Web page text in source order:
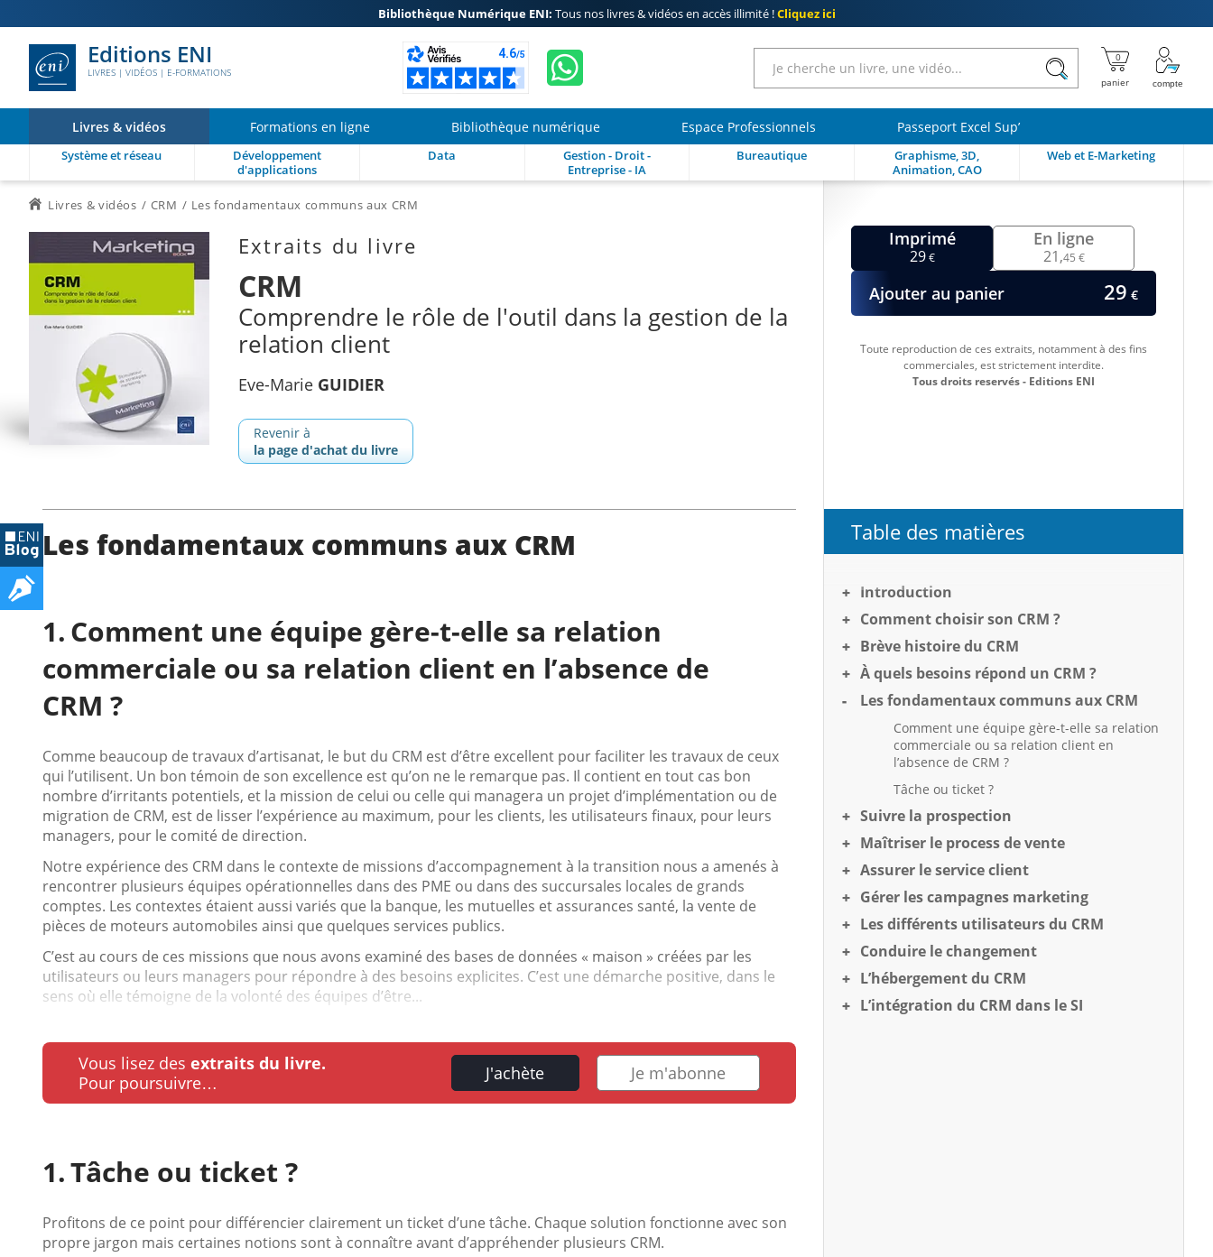
Bibliothèque Numérique ENI: Tous nos livres & vidéos en accès illimité !Cliquez ici
Editions ENI
LIVRES | VIDÉOS | E-FORMATIONS
Livres & vidéos Formations en ligne Bibliothèque numérique Espace Professionnels Passeport Excel Sup’
Système et réseau
Développement
d'applications
Data
Gestion - Droit -
Entreprise - IA
Bureautique
Graphisme, 3D,
Animation, CAO
Web et E-Marketing
Livres & vidéos CRM Les fondamentaux communs aux CRM
Extraits du livre
CRM
Comprendre le rôle de l'outil dans la gestion de la
relation client
Eve-Marie GUIDIER
Revenir à
la page d'achat du livre
Imprimé
29€
En ligne
21,45 €
Ajouter au panier 29 €
Toute reproduction de ces extraits, notamment à des fins
commerciales, est strictement interdite.
Tous droits reservés - Editions ENI
Les fondamentaux communs aux CRM
Comment une équipe gère-t-elle sa relation
commerciale ou sa relation client en l’absence de
CRM ?
Comme beaucoup de travaux d’artisanat, le but du CRM est d’être excellent pour faciliter les travaux de ceux
qui l’utilisent. Un bon témoin de son excellence est qu’on ne le remarque pas. Il contient en tout cas bon
nombre d’irritants potentiels, et la mission de celui ou celle qui managera un projet d’implémentation ou de
migration de CRM, est de lisser l’expérience au maximum, pour les clients, les utilisateurs finaux, pour leurs
managers, pour le comité de direction.
Notre expérience des CRM dans le contexte de missions d’accompagnement à la transition nous a amenés à
rencontrer plusieurs équipes opérationnelles dans des PME ou dans des succursales locales de grands
comptes. Les contextes étaient aussi variés que la banque, les mutuelles et assurances santé, la vente de
pièces de moteurs automobiles ainsi que quelques services publics.
C’est au cours de ces missions que nous avons examiné des bases de données « maison » créées par les
utilisateurs ou leurs managers pour répondre à des besoins explicites. C’est une démarche positive, dans le
sens où elle témoigne de la volonté des équipes d’être...
Vous lisez des extraits du livre.
Pour poursuivre…
J'achète Je m'abonne
Tâche ou ticket ?
Profitons de ce point pour différencier clairement un ticket d’une tâche. Chaque solution fonctionne avec son
propre jargon mais certaines notions sont à connaître avant d’appréhender plusieurs CRM.
Table des matières
Introduction
Comment choisir son CRM ?
Brève histoire du CRM
À quels besoins répond un CRM ?
Les fondamentaux communs aux CRM
Comment une équipe gère-t-elle sa relation
commerciale ou sa relation client en
l’absence de CRM ?
Tâche ou ticket ?
Suivre la prospection
Maîtriser le process de vente
Assurer le service client
Gérer les campagnes marketing
Les différents utilisateurs du CRM
Conduire le changement
L’hébergement du CRM
L’intégration du CRM dans le SI